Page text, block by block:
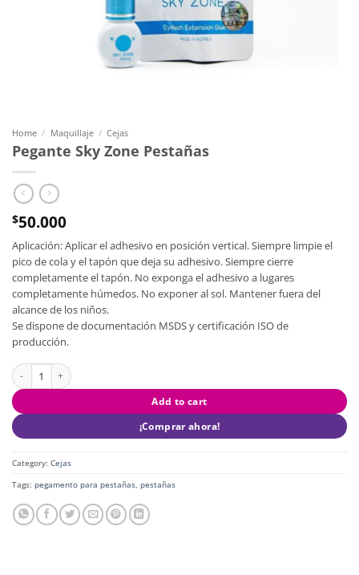
Home / Maquillaje / Cejas
Pegante Sky Zone Pestañas
$50.000
Aplicación: Aplicar el adhesivo en posición vertical. Siempre limpie el
pico de cola y el tapón que deja su adhesivo. Siempre cierre
completamente el tapón. No exponga el adhesivo a lugares
completamente húmedos. No exponer al sol. Mantener fuera del
alcance de los niños.
Se dispone de documentación MSDS y certificación ISO de
producción.
Pegante Sky Zone Pestañas quantity
Add to cart
¡Comprar ahora!
Category: Cejas
Tags: pegamento para pestañas, pestañas